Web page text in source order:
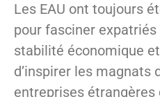
Les EAU ont toujours
pour fasciner
stabilité économique
d’inspirer les magnats
entreprises étrangères